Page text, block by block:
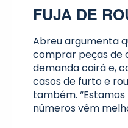
FUJA DE
Abreu argumenta
comprar peças de
demanda cairá e,
casos de furto e
também.
números vêm